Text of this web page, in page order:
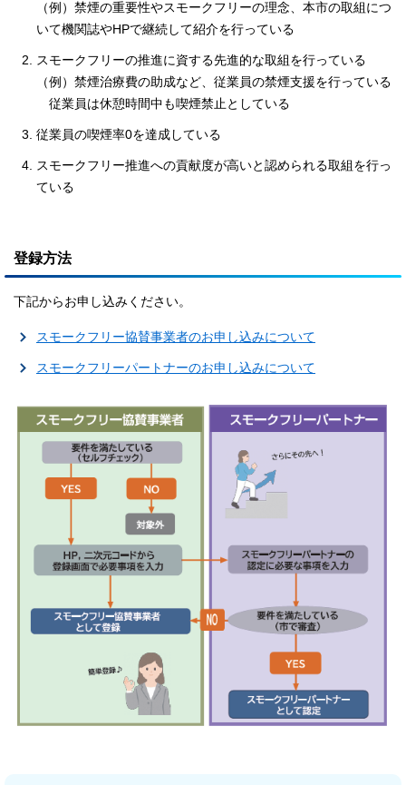
（例）禁煙の重要性やスモークフリーの理念、本市の取組につ
いて機関誌やHPで継続して紹介を行っている
スモークフリーの推進に資する先進的な取組を行っている
（例）禁煙治療費の助成など、従業員の禁煙支援を行っている
従業員は休憩時間中も喫煙禁止としている
従業員の喫煙率0を達成している
スモークフリー推進への貢献度が高いと認められる取組を行っ
ている
登録方法
下記からお申し込みください。
スモークフリー協賛事業者のお申し込みについて
スモークフリーパートナーのお申し込みについて